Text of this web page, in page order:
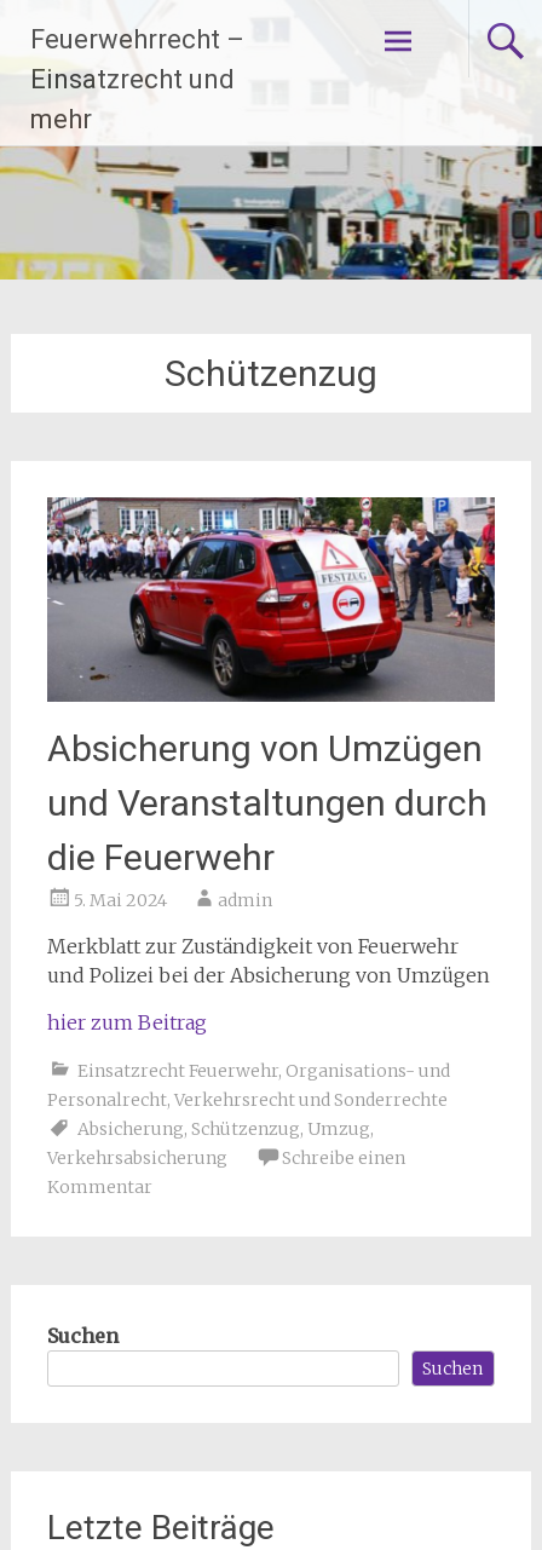
Inhalt
springen
Feuerwehrrecht –
Einsatzrecht und
mehr
Schützenzug
Absicherung von Umzügen
und Veranstaltungen durch
die Feuerwehr
5. Mai 2024 admin
Merkblatt zur Zuständigkeit von Feuerwehr
und Polizei bei der Absicherung von Umzügen
hier zum Beitrag
Einsatzrecht Feuerwehr, Organisations- und
Personalrecht, Verkehrsrecht und Sonderrechte
Absicherung, Schützenzug, Umzug,
Verkehrsabsicherung
Schreibe einen
Kommentar
Suchen
Suchen
Letzte Beiträge